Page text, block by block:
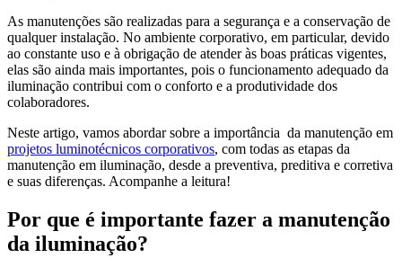
As manutenções são realizadas para a segurança e a conservação de
qualquer instalação. No ambiente corporativo, em particular, devido
ao constante uso e à obrigação de atender às boas práticas vigentes,
elas são ainda mais importantes, pois o funcionamento adequado da
iluminação contribui com o conforto e a produtividade dos
colaboradores.
Neste artigo, vamos abordar sobre a importância da manutenção em
projetos luminotécnicos corporativos, com todas as etapas da
manutenção em iluminação, desde a preventiva, preditiva e corretiva
e suas diferenças. Acompanhe a leitura!
Por que é importante fazer a manutenção
da iluminação?